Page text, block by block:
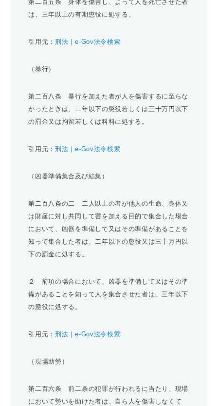
第二百五条 身体を傷害し、よって人を死亡させた者
は、三年以上の有期懲役に処する。
引用元：刑法｜e-Gov法令検索
（暴行）
第二百八条 暴行を加えた者が人を傷害するに至らな
かったときは、二年以下の懲役若しくは三十万円以下
の罰金又は拘留若しくは科料に処する。
引用元：刑法｜e-Gov法令検索
（凶器準備集合及び結集）
第二百八条の二 二人以上の者が他人の生命、身体又
は財産に対し共同して害を加える目的で集合した場合
において、凶器を準備して又はその準備があることを
知って集合した者は、二年以下の懲役又は三十万円以
下の罰金に処する。
２ 前項の場合において、凶器を準備して又はその準
備があることを知って人を集合させた者は、三年以下
の懲役に処する。
引用元：刑法｜e-Gov法令検索
（現場助勢）
第二百六条 前二条の犯罪が行われるに当たり、現場
において勢いを助けた者は、自ら人を傷害しなくて